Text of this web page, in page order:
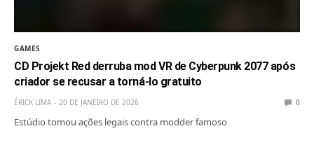
GAMES
CD Projekt Red derruba mod VR de Cyberpunk 2077 após
criador se recusar a torná-lo gratuito
ÉRICK LIMA 20 DE JANEIRO DE 2026 0
Estúdio tomou ações legais contra modder famoso